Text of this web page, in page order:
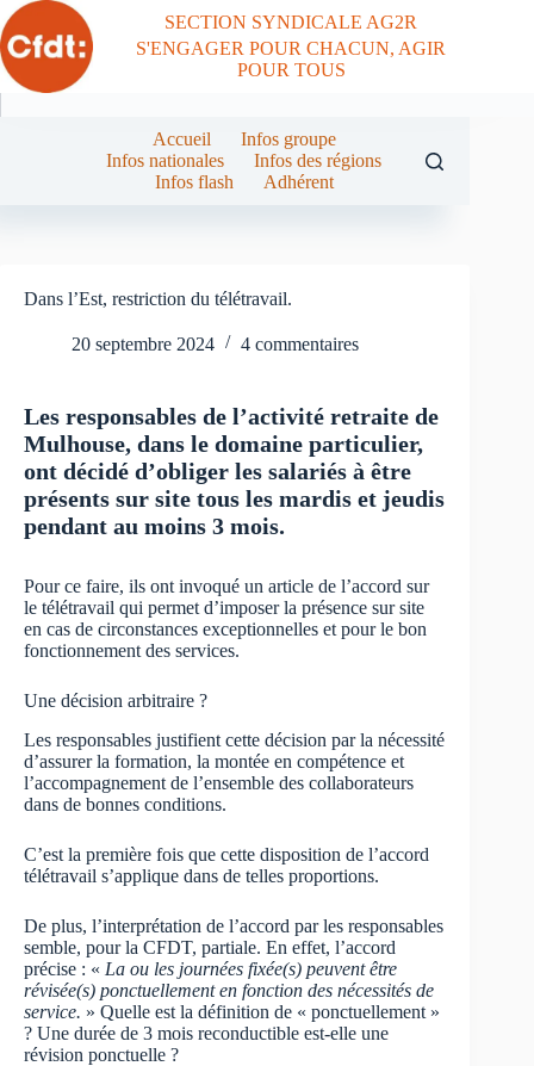
Passer
au
contenu
SECTION SYNDICALE AG2R
S'ENGAGER POUR CHACUN, AGIR
POUR TOUS
Accueil
Infos groupe
Infos nationales
Infos des régions
Infos flash
Adhérent
Dans l’Est, restriction du télétravail.
20 septembre 2024 4 commentaires
Les responsables de l’activité retraite de
Mulhouse, dans le domaine particulier,
ont décidé d’obliger les salariés à être
présents sur site tous les mardis et jeudis
pendant au moins 3 mois.
Pour ce faire, ils ont invoqué un article de l’accord sur
le télétravail qui permet d’imposer la présence sur site
en cas de circonstances exceptionnelles et pour le bon
fonctionnement des services.
Une décision arbitraire ?
Les responsables justifient cette décision par la nécessité
d’assurer la formation, la montée en compétence et
l’accompagnement de l’ensemble des collaborateurs
dans de bonnes conditions.
C’est la première fois que cette disposition de l’accord
télétravail s’applique dans de telles proportions.
De plus, l’interprétation de l’accord par les responsables
semble, pour la CFDT, partiale. En effet, l’accord
précise : « La ou les journées fixée(s) peuvent être
révisée(s) ponctuellement en fonction des nécessités de
service. » Quelle est la définition de « ponctuellement »
? Une durée de 3 mois reconductible est-elle une
révision ponctuelle ?